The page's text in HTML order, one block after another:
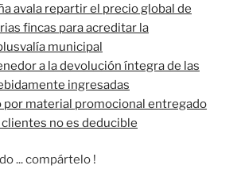
avala repartir el precio global de
fincas para acreditar la
municipal
a la devolución íntegra de las
ingresadas
por material promocional entregado
no es deducible
... compártelo !